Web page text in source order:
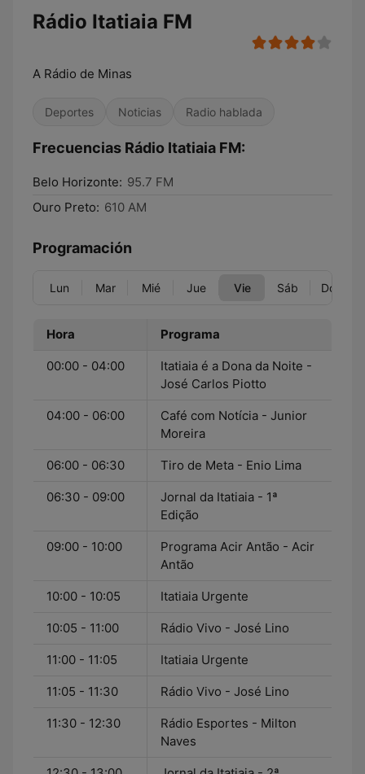
Rádio Itatiaia FM
A Rádio de Minas
Deportes Noticias Radio hablada
Frecuencias Rádio Itatiaia FM:
Belo Horizonte: 95.7 FM
Ouro Preto: 610 AM
Programación
Lun Mar Mié Jue Vie Sáb Dom
Hora Programa
00:00 - 04:00
Itatiaia é a Dona da Noite -
José Carlos Piotto
04:00 - 06:00
Café com Notícia - Junior
Moreira
06:00 - 06:30 Tiro de Meta - Enio Lima
06:30 - 09:00
Jornal da Itatiaia - 1ª
Edição
09:00 - 10:00
Programa Acir Antão - Acir
Antão
10:00 - 10:05 Itatiaia Urgente
10:05 - 11:00 Rádio Vivo - José Lino
11:00 - 11:05 Itatiaia Urgente
11:05 - 11:30 Rádio Vivo - José Lino
11:30 - 12:30
Rádio Esportes - Milton
Naves